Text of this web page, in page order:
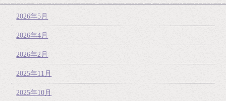
2026年5月
2026年4月
2026年2月
2025年11月
2025年10月